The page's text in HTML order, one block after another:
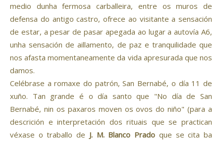
medio dunha fermosa carballeira, entre os muros de
defensa do antigo castro, ofrece ao visitante a sensación
de estar, a pesar de pasar apegada ao lugar a autovía A6,
unha sensación de aillamento, de paz e tranquilidade que
nos afasta momentaneamente da vida apresurada que nos
damos.
Celébrase a romaxe do patrón, San Bernabé, o día 11 de
xuño. Tan grande é o día santo que "No día de San
Bernabé, nin os paxaros moven os ovos do niño" (para a
descrición e interpretación dos rituais que se practican
véxase o traballo de J. M. Blanco Prado que se cita ba